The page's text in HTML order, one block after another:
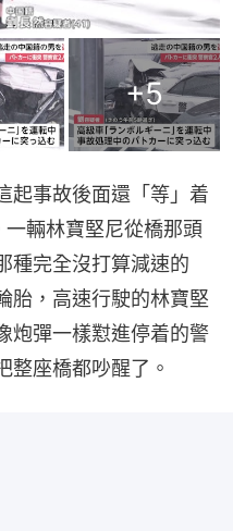
+5
起事故後面還「等」着
輛林寶堅尼從橋那頭
種完全沒打算減速的
胎，高速行駛的林寶堅
炮彈一樣懟進停着的警
整座橋都吵醒了。